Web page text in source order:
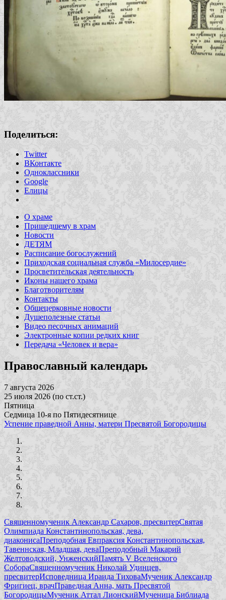
Поделиться:
Twitter
ВКонтакте
Одноклассники
Google
Елицы
О храме
Пришедшему в храм
Новости
ДЕТЯМ
Расписание богослужений
Приходская социальная служба «Милосердие»
Просветительская деятельность
Иконы нашего храма
Благотворителям
Контакты
Общецерковные новости
Душеполезные статьи
Видео песочных анимаций
Электронные копии редких книг
Передача «Человек и вера»
Православный календарь
7 августа 2026
25 июля 2026 (по ст.ст.)
Пятница
Седмица 10-я по Пятидесятнице
Успение праведной Анны, матери Пресвятой Богородицы
Священномученик Александр Сахаров, пресвитерСвятая
Олимпиада Константинопольская, дева,
диаконисаПреподобная Евпраксия Константинопольская,
Тавеннская, Младшая, деваПреподобный Макарий
Желтоводский, УнженскийПамять V Вселенского
СобораСвященномученик Николай Удинцев,
пресвитерИсповедница Ираида ТиховаМученик Александр
Фригиец, врачПраведная Анна, мать Пресвятой
БогородицыМученик Аттал ЛионскийМученица Библиада